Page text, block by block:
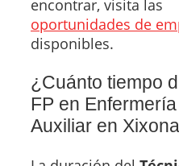
encontrar, visita las
oportunidades de
disponibles.
¿Cuánto tiempo
FP en Enfermería
Auxiliar en